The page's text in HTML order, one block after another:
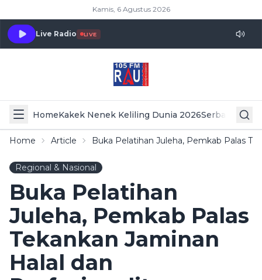
Kamis, 6 Agustus 2026
Live Radio LIVE
HomeKakek Nenek Keliling Dunia 2026Serba Serbi
Home Article Buka Pelatihan Juleha, Pemkab Palas
Regional & Nasional
Buka Pelatihan
Juleha, Pemkab Palas
Tekankan Jaminan
Halal dan